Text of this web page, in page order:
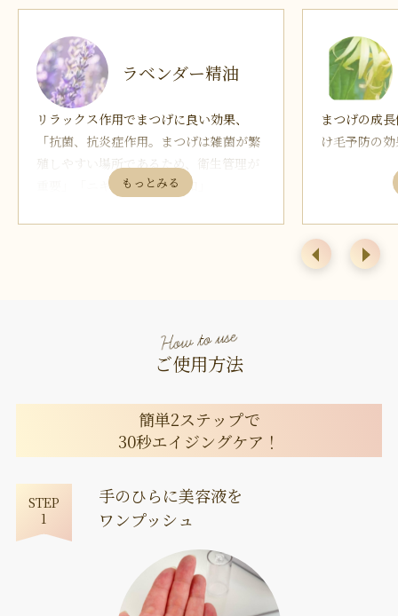
ラベンダー精油
リラックス作用でまつげに良い効果、
「抗菌、抗炎症作用。まつげは雑菌が繁
殖しやすい場所であるため、衛生管理が
重要」「ニキビや湿疹の緩和」
まつげの成
け毛予防の
ご使用方法
簡単2ステップで
30秒エイジングケア！
STEP
1
手のひらに美容液を
ワンプッシュ